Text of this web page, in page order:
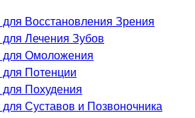
Восстановления Зрения
Лечения Зубов
Омоложения
Потенции
Похудения
Суставов и Позвоночника